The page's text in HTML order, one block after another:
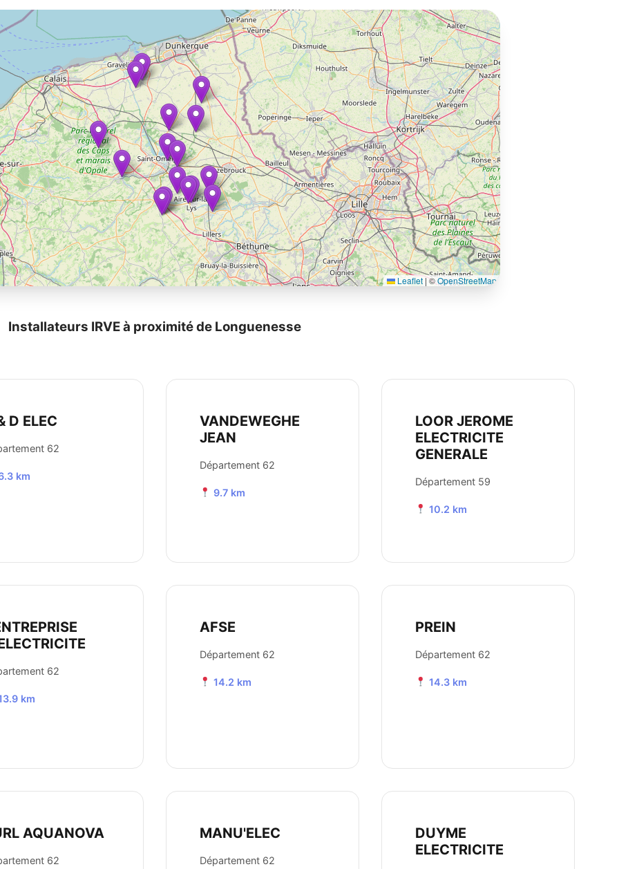
Leaflet|©OpenStreetMap
Installateurs IRVE à proximité de Longuenesse
D ELEC
62
km
VANDEWEGHE
JEAN
Département 62
9.7 km
LOOR JEROME
ELECTRICITE
GENERALE
Département 59
10.2 km
62
km
AFSE
Département 62
14.2 km
PREIN
Département 62
14.3 km
AQUANOVA
62
MANU'ELEC
Département 62
DUYME
ELECTRICITE